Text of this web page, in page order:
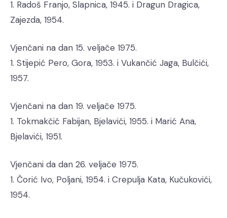
1. Radoš Franjo, Slapnica, 1945. i Dragun Dragica,
Zajezda, 1954.
Vjenčani na dan 15. veljače 1975.
1. Stijepić Pero, Gora, 1953. i Vukančić Jaga, Bulčići,
1957.
Vjenčani na dan 19. veljače 1975.
1. Tokmakčić Fabijan, Bjelavići, 1955. i Marić Ana,
Bjelavići, 1951.
Vjenčani da dan 26. veljače 1975.
1. Čorić Ivo, Poljani, 1954. i Crepulja Kata, Kučukovići,
1954.